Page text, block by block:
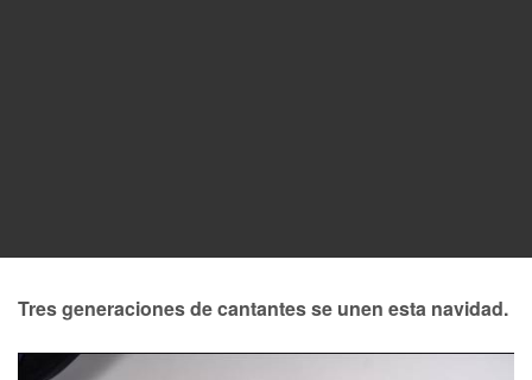
Tres generaciones de cantantes se unen esta navidad.